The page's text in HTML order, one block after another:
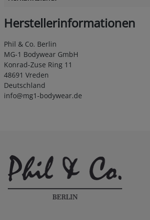
Herstellerinformationen
Phil & Co. Berlin
MG-1 Bodywear GmbH
Konrad-Zuse Ring 11
48691 Vreden
Deutschland
info@mg1-bodywear.de